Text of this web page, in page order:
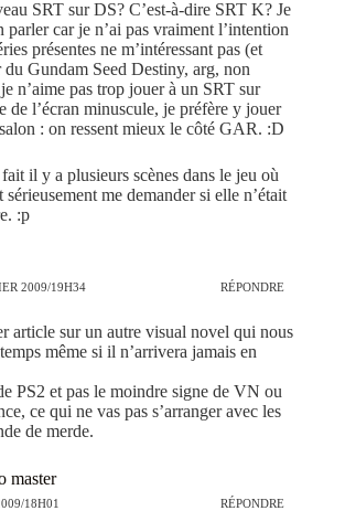
SRT sur DS? C’est-à-dire SRT K? Je
parler car je n’ai pas vraiment l’intention
présentes ne m’intéressant pas (et
du Gundam Seed Destiny, arg, non
n’aime pas trop jouer à un SRT sur
de l’écran minuscule, je préfère y jouer
: on ressent mieux le côté GAR. :D
il y a plusieurs scènes dans le jeu où
me demander si elle n’était
:p
2009/19H34 RÉPONDRE
article sur un autre visual novel qui nous
même si il n’arrivera jamais en
PS2 et pas le moindre signe de VN ou
ce qui ne vas pas s’arranger avec les
de merde.
master
18H01 RÉPONDRE